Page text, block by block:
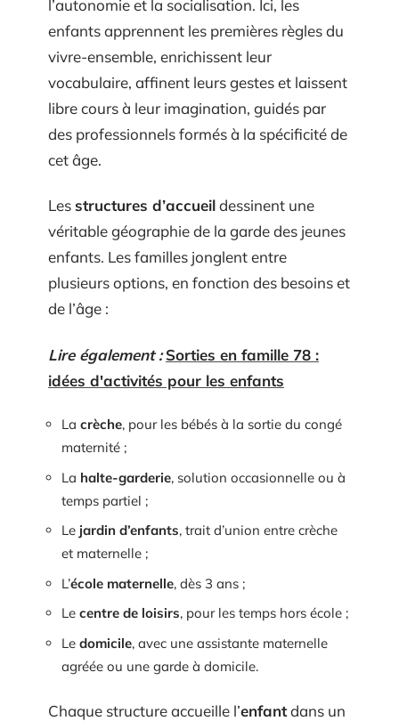
l’autonomie et la socialisation. Ici, les
enfants apprennent les premières règles du
vivre-ensemble, enrichissent leur
vocabulaire, affinent leurs gestes et laissent
libre cours à leur imagination, guidés par
des professionnels formés à la spécificité de
cet âge.
Lesstructures d’accueildessinent une
véritable géographie de la garde des jeunes
enfants. Les familles jonglent entre
plusieurs options, en fonction des besoins et
de l’âge :
Lire également : Sorties en famille 78 :
idées d'activités pour les enfants
La crèche, pour les bébés à la sortie du congé
maternité ;
La halte-garderie, solution occasionnelle ou à
temps partiel ;
Le jardin d’enfants, trait d’union entre crèche
et maternelle ;
L’école maternelle, dès 3 ans ;
Le centre de loisirs, pour les temps hors école ;
Le domicile, avec une assistante maternelle
agréée ou une garde à domicile.
Chaque structure accueille l’enfantdans un